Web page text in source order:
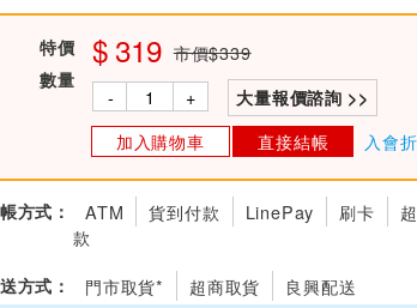
特價 319 市價$339
數量
- + 大量報價諮詢 >>
加入購物車 直接結帳 入會
方式： ATM 貨到付款 LinePay 刷卡
款
方式： 門市取貨* 超商取貨 良興配送